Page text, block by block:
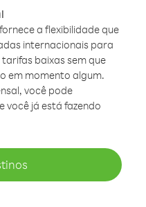
a flexibilidade que
internacionais para
baixas sem que
em momento algum.
você pode
você já está fazendo